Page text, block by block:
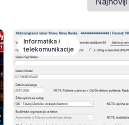
Informatika i
telekomunikacije